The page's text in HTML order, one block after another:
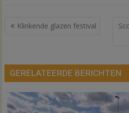
Bericht
Klinkende glazen festival
GERELATEERDE BERICHTEN